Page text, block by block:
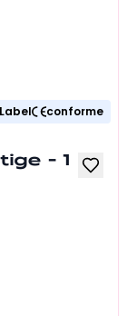
Label conforme
- 1